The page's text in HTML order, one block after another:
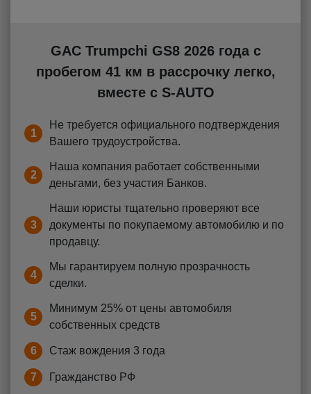
GAC Trumpchi GS8 2026 года с
пробегом 41 км в рассрочку легко,
вместе с S-AUTO
1
Не требуется официального подтверждения
Вашего трудоустройства.
2
Наша компания работает собственными
деньгами, без участия Банков.
3
Наши юристы тщательно проверяют все
документы по покупаемому автомобилю и по
продавцу.
4
Мы гарантируем полную прозрачность
сделки.
5
Минимум 25% от цены автомобиля
собственных средств
6 Стаж вождения 3 года
7 Гражданство РФ